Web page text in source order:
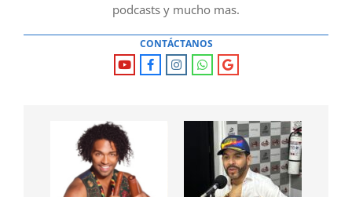
podcasts y mucho mas.
CONTÁCTANOS